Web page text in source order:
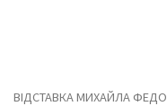
ВІДСТАВКА МИХАЙЛА